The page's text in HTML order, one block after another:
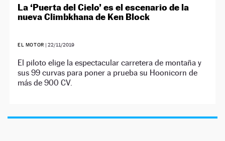
La ‘Puerta del Cielo’ es el escenario de la
nueva Climbkhana de Ken Block
EL MOTOR | 22/11/2019
El piloto elige la espectacular carretera de montaña y
sus 99 curvas para poner a prueba su Hoonicorn de
más de 900 CV.